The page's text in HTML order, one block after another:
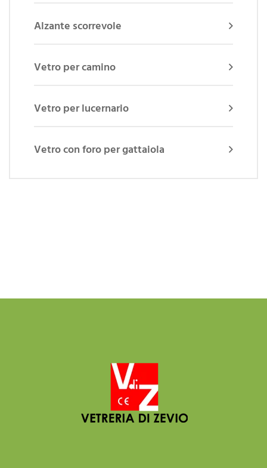
Alzante scorrevole
Vetro per camino
Vetro per lucernario
Vetro con foro per gattaiola